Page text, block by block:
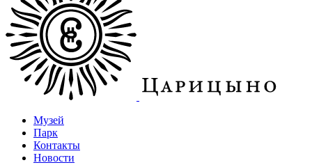
Музей
Парк
Контакты
Новости